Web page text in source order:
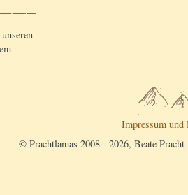
Impressum und
© Prachtlamas 2008 - 2026, Beate Pracht